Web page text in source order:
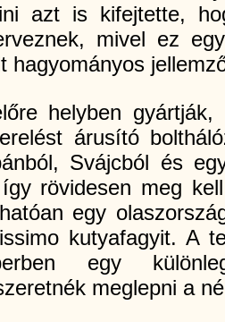
azt is kifejtette,
mivel ez
hagyományos
helyben
árusító
Svájcból és
rövidesen meg
egy
kutyafagyit. A
egy
meglepni a